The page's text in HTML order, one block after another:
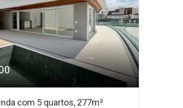
com 5 quartos, 277m²